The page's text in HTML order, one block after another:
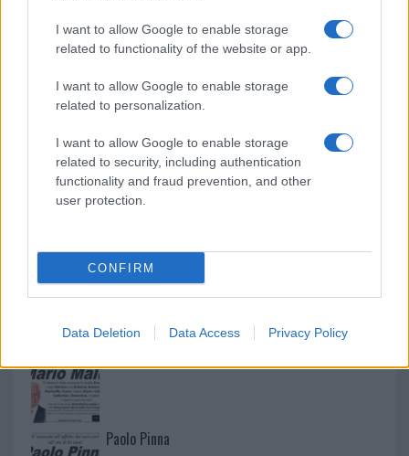
I want to allow Google to enable storage
related to functionality of the website or app.
I want to allow Google to enable storage
related to personalization.
I want to allow Google to enable storage
related to security, including authentication
functionality and fraud prevention, and other
user protection.
CONFIRM
Data Deletion Data Access Privacy Policy
Mario Malu
Paolo Pinna